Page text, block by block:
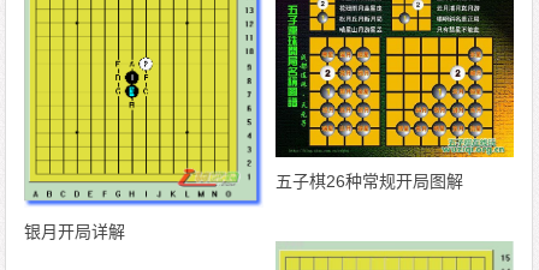
银月开局详解
五子棋26种常规开局图解